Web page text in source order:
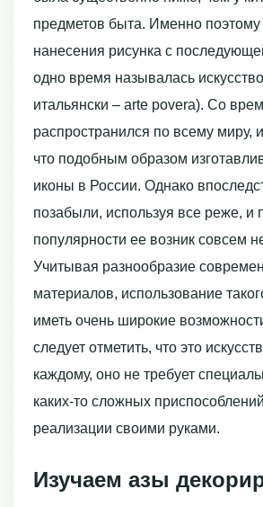
предметов быта. Именно поэтому
нанесения рисунка с
одно время называлась
итальянски – arte povera). Со
распространился по всему миру,
что подобным образом
иконы в России. Однако
позабыли, используя все реже, и
популярности ее возник совсем
Учитывая разнообразие
материалов, использование
иметь очень широкие
следует отметить, что это
каждому, оно не требует
каких-то сложных
реализации своими руками.
Изучаем азы